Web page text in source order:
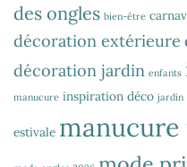
des ongles bien-être
décoration extérieure
décoration jardin enfants
manucure inspiration déco jardin
estivale